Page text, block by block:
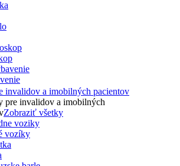
invalidov a imobilných pacientov
pre invalidov a imobilných
Zobraziť všetky
vozíky